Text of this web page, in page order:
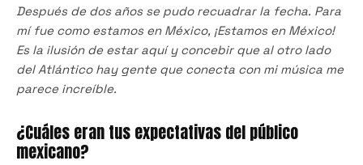
Después de dos años se pudo recuadrar la fecha. Para
mí fue como estamos en México, ¡Estamos en México!
Es la ilusión de estar aquí y concebir que al otro lado
del Atlántico hay gente que conecta con mi música me
parece increíble.
¿Cuáles eran tus expectativas del público
mexicano?